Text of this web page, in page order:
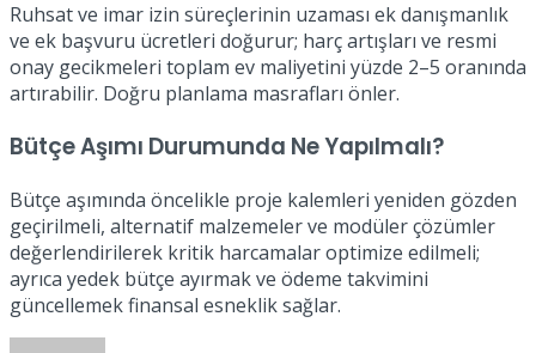
Ruhsat ve imar izin süreçlerinin uzaması ek danışmanlık
ve ek başvuru ücretleri doğurur; harç artışları ve resmi
onay gecikmeleri toplam ev maliyetini yüzde 2–5 oranında
artırabilir. Doğru planlama masrafları önler.
Bütçe Aşımı Durumunda Ne Yapılmalı?
Bütçe aşımında öncelikle proje kalemleri yeniden gözden
geçirilmeli, alternatif malzemeler ve modüler çözümler
değerlendirilerek kritik harcamalar optimize edilmeli;
ayrıca yedek bütçe ayırmak ve ödeme takvimini
güncellemek finansal esneklik sağlar.